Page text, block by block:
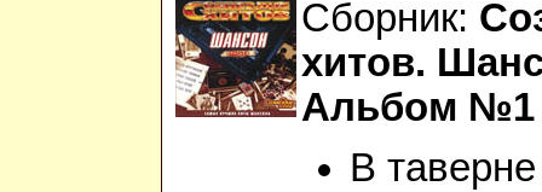
Сборник:
хитов.
Альбом №1
В таверне